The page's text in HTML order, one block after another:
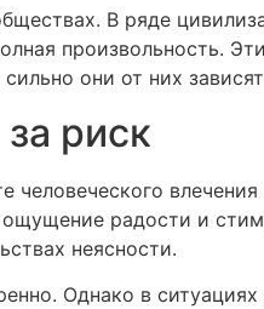
В ряде
произвольность.
они от них
риск
радости и
неясности.
Однако в